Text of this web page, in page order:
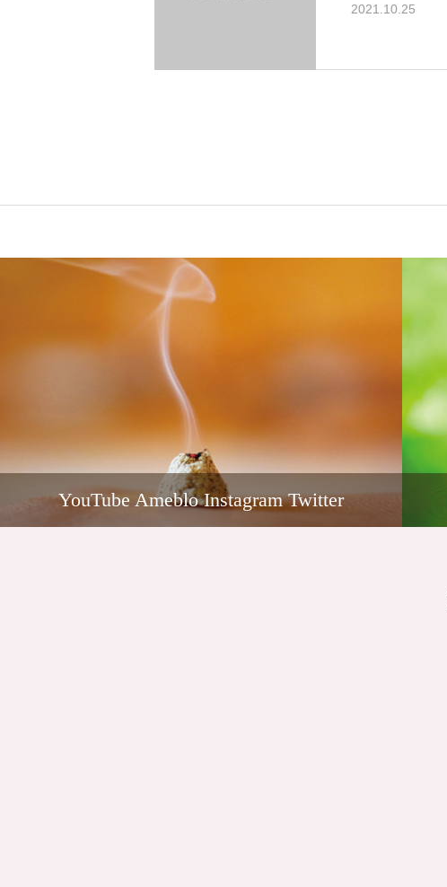
2021.10.25
YouTube Ameblo Instagram Twitter